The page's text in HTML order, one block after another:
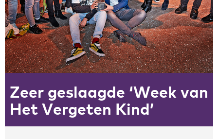
Onze vrienden
Werkwijze
Nieuws
Contactgegevens
Zakelijke gegevens
Algemeen
Nieuws
Persoonlijke informatie en privacy
Privacyverklaring website
Zeer geslaagde ‘Week van
Het Vergeten Kind’